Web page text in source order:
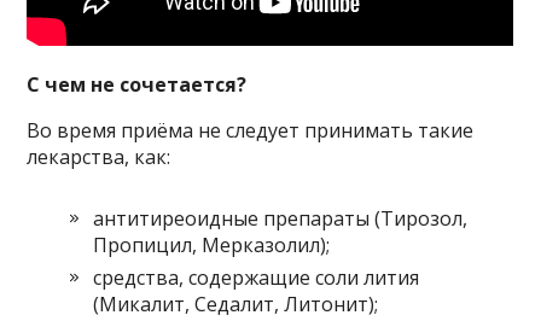
С чем не сочетается?
Во время приёма не следует принимать такие
лекарства, как:
антитиреоидные препараты (Тирозол,
Пропицил, Мерказолил);
средства, содержащие соли лития
(Микалит, Седалит, Литонит);